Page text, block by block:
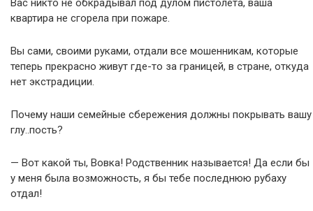
Вас никто не обкрадывал под дулом пистолета, ваша
квартира не сгорела при пожаре.
Вы сами, своими руками, отдали все мошенникам, которые
теперь прекрасно живут где-то за границей, в стране, откуда
нет экстрадиции.
Почему наши семейные сбережения должны покрывать вашу
глу..пость?
— Вот какой ты, Вовка! Родственник называется! Да если бы
у меня была возможность, я бы тебе последнюю рубаху
отдал!